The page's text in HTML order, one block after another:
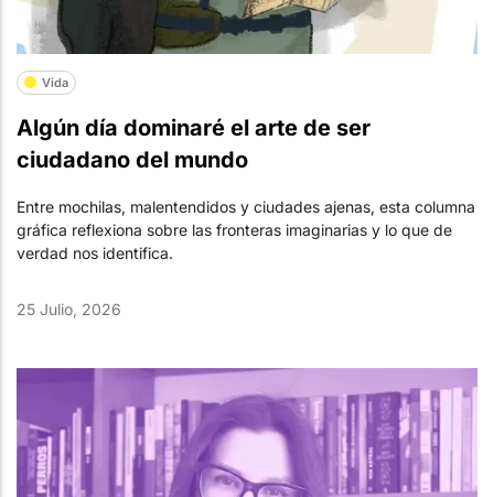
Vida
Algún día dominaré el arte de ser
ciudadano del mundo
Entre mochilas, malentendidos y ciudades ajenas, esta columna
gráfica reflexiona sobre las fronteras imaginarias y lo que de
verdad nos identifica.
25 Julio, 2026